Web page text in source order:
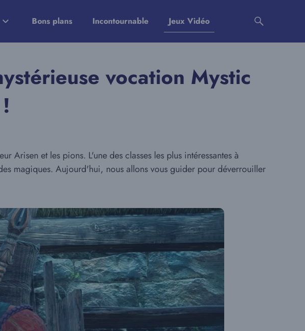
Bons plans Incontournable Jeux Vidéo
vocation Mystic
Arisen et les pions. L'une des classes les plus intéressantes à
magiques. Aujourd'hui, nous allons vous guider pour déverrouiller